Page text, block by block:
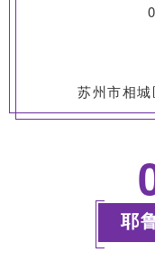
苏州市相
耶